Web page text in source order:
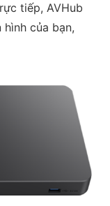
tiếp, AVHub
của bạn,